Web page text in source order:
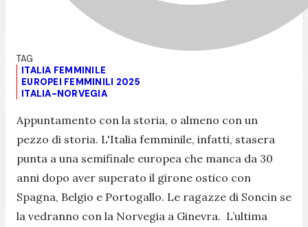
ITALIA FEMMINILE
EUROPEI FEMMINILI 2025
ITALIA-NORVEGIA
Appuntamento con la storia, o almeno con un
pezzo di storia. L'Italia femminile, infatti, stasera
punta a una semifinale europea che manca da 30
anni dopo aver superato il girone ostico con
Spagna, Belgio e Portogallo. Le ragazze di Soncin se
la vedranno con la Norvegia a Ginevra. L’ultima